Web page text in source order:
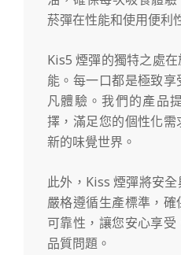
菸彈在性能和使用便利
Kis5 煙彈的獨特之處
能。每一口都是極致
凡體驗。我們的產品
擇，滿足您的個性化
新的味覺世界。
此外，Kiss 煙彈將安
嚴格遵循生產標準，
可靠性，讓您安心享
品質問題。